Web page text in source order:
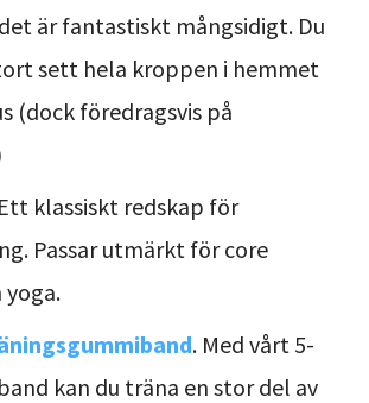
är fantastiskt mångsidigt. Du
sett hela kroppen i hemmet
(dock föredragsvis på
klassiskt redskap för
Passar utmärkt för core
yoga.
. Med vårt 5-
kan du träna en stor del av